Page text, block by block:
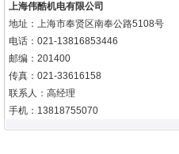
上海伟酷机电有限公司
地址：上海市奉贤区南奉公路5108号
电话：021-13816853446
邮编：201400
传真：021-33616158
联系人：高经理
手机：13818755070